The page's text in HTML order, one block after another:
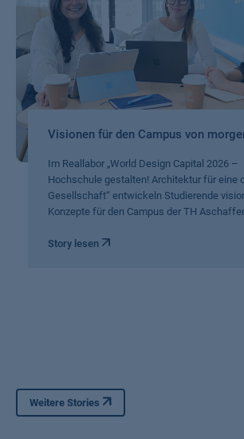
Visionen für den Campus von
Im Reallabor „World Design Capital 2026 –
Hochschule gestalten! Architektur für eine
Gesellschaft“ entwickeln Studierende
Konzepte für den Campus der TH
Story lesen
Weitere Stories